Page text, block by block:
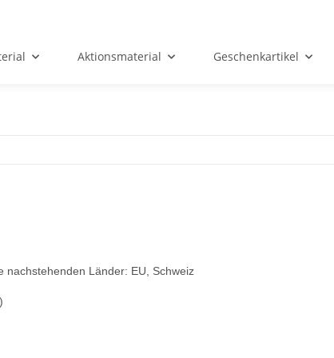
Aktionsmaterial Geschenkartikel
nachstehenden Länder: EU, Schweiz